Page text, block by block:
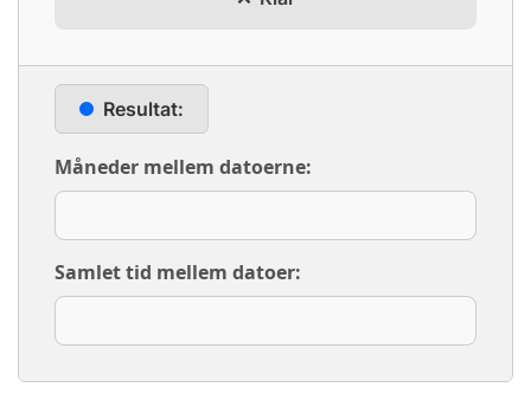
Resultat:
Måneder mellem datoerne:
Samlet tid mellem datoer: